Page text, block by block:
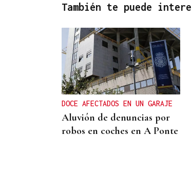
También te puede
DOCE AFECTADOS EN UN GARAJE
Aluvión de denuncias por
robos en coches en A Ponte